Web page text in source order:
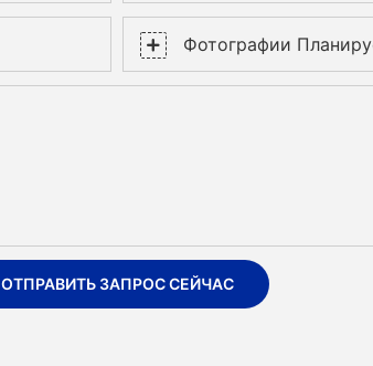
Фотографии
ОТПРАВИТЬ ЗАПРОС СЕЙЧАС